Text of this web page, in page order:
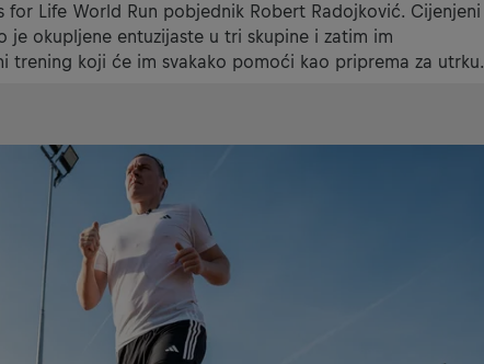
Life World Run pobjednik Robert Radojković. Cijenjeni
je okupljene entuzijaste u tri skupine i zatim im
trening koji će im svakako pomoći kao priprema za utrku.